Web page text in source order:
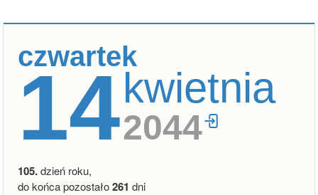
czwartek
14kwietnia
2044
105.dzień roku,
do końca pozostało261 dni